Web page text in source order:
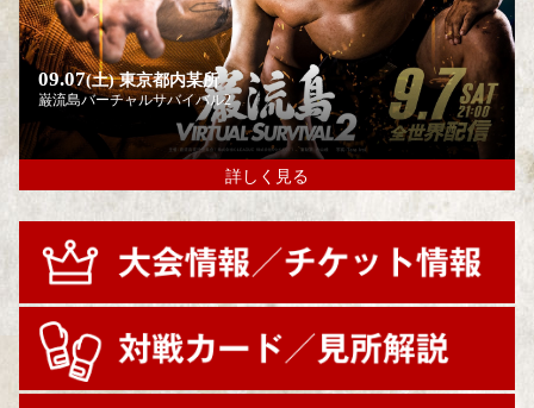
09.07(土)東京都内某所
巌流島バーチャルサバイバル2
詳しく見る